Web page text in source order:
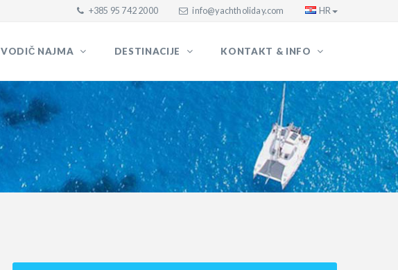
+385 95 742 2000 info@yachtholiday.com HR
VODIČ NAJMA DESTINACIJE KONTAKT & INFO